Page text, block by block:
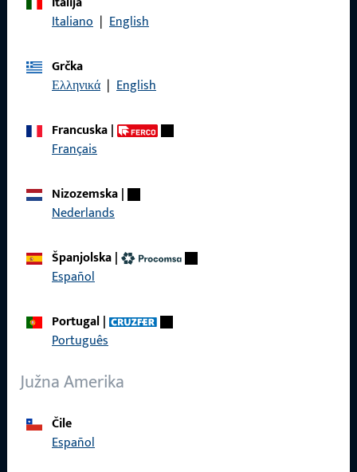
Italiano | English
Grčka
Ελληνικά | English
Francuska|
Français
Nizozemska|
Nederlands
Španjolska|
Español
Portugal|
Português
Južna Amerika
Čile
Español
Općenito
Impressum
Opći uvjeti poslovanja
Proizvodi